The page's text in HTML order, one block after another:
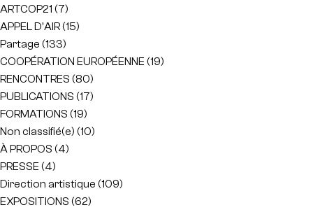
ARTCOP21 (7)
APPEL D'AIR(15)
Partage (133)
COOPÉRATION EUROPÉENNE (19)
RENCONTRES (80)
PUBLICATIONS (17)
FORMATIONS (19)
Non classifié(e) (10)
À PROPOS (4)
PRESSE (4)
Direction artistique (109)
EXPOSITIONS (62)